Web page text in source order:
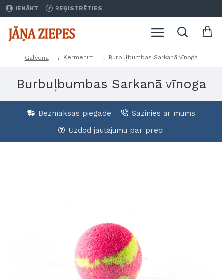
IENĀKT REĢISTRĒTIES
Galvenā Ķermenim Burbuļbumbas Sarkanā vīnoga
Burbuļbumbas Sarkanā vīnoga
Bezmaksas piegade
Sazinies ar mums
Uzdod jautājumu par preci